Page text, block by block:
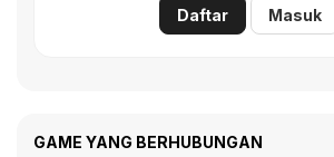
Daftar Masuk
GAME YANG BERHUBUNGAN